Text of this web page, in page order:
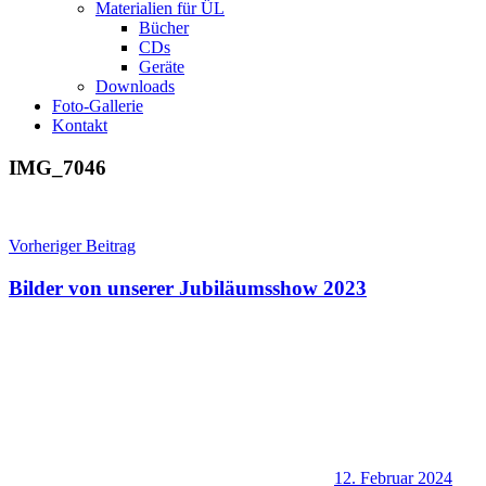
Materialien für ÜL
Bücher
CDs
Geräte
Downloads
Foto-Gallerie
Kontakt
IMG_7046
Beitragsnavigation
Vorheriger Beitrag
Bilder von unserer Jubiläumsshow 2023
12. Februar 2024